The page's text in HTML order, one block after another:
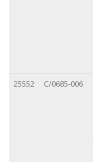
25552 C/0685-006